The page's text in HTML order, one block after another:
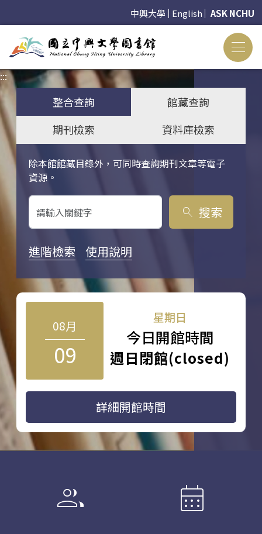
中興大學 English ASK NCHU
:::
整合查詢
館藏查詢
期刊檢索
資料庫檢索
除本館館藏目錄外，可同時查詢期刊文章等電子
資源。
關鍵字搜尋
search 搜索
進階檢索 使用說明
08月
09
星期日
今日開館時間
週日閉館(closed)
詳細開館時間
group calendar_month